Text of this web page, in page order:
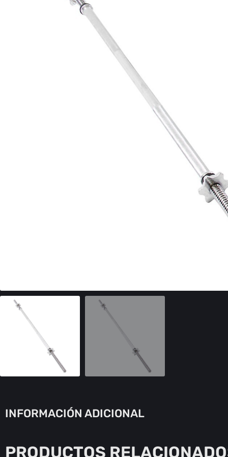
INFORMACIÓN ADICIONAL
PRODUCTOS